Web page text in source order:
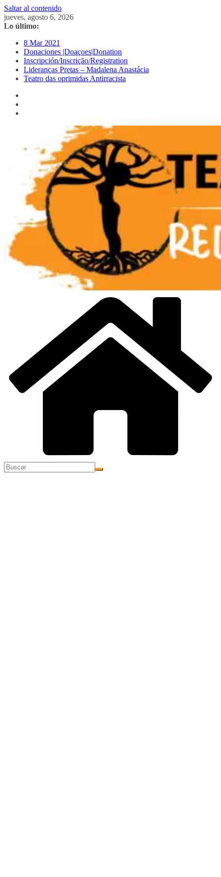
Saltar al contenido
jueves, agosto 6, 2026
Lo último:
8 Mar 2021
Donaciones |Doaçoes|Donation
Inscripción/Inscrição/Registration
Lideranças Pretas – Madalena Anastácia
Teatro das oprimidas Antirracista